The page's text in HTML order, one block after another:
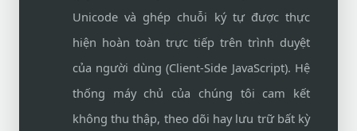
Unicode và ghép chuỗi ký tự được thực
hiện hoàn toàn trực tiếp trên trình duyệt
của người dùng (Client-Side JavaScript). Hệ
thống máy chủ của chúng tôi cam kết
không thu thập, theo dõi hay lưu trữ bất kỳ